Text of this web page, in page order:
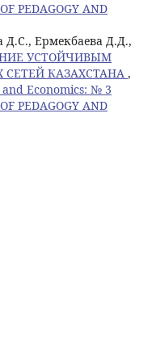
PEDAGOGY AND
Д.С., Ермекбаева Д.Д.,
УСТОЙЧИВЫМ
КАЗАХСТАНА ,
Economics: № 3
PEDAGOGY AND